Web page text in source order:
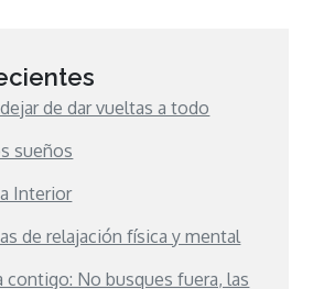
de dar vueltas a todo
sueños
Interior
de relajación física y mental
contigo: No busques fuera, las